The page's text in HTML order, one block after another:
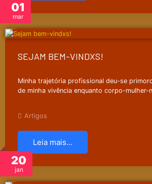
01
mar
SEJAM BEM-VINDXS!
Minha trajetória profissional deu-se
de minha vivência enquanto corpo-mulher-
Artigos
Leia mais...
20
jan